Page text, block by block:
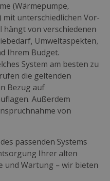
(Wärmepumpe,
mit unterschiedlichen Vor-
hängt von verschiedenen
Umweltaspekten,
Ihrem Budget.
System am besten zu
die geltenden
Bezug auf
Außerdem
von
passenden Systems
Ihrer alten
und Wartung – wir bieten